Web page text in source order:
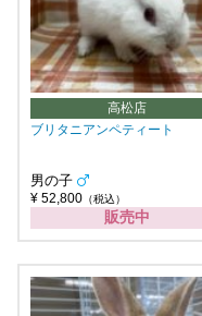
高松店
ブリタニアンペティート
男の子
¥ 52,800 （税込）
販売中